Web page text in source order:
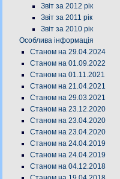
Звіт за 2012 рік
Звіт за 2011 рік
Звіт за 2010 рік
Особлива інформація
Станом на 29.04.2024
Станом на 01.09.2022
Станом на 01.11.2021
Станом на 21.04.2021
Станом на 29.03.2021
Станом на 23.12.2020
Станом на 23.04.2020
Станом на 23.04.2020
Станом на 24.04.2019
Станом на 24.04.2019
Станом на 04.12.2018